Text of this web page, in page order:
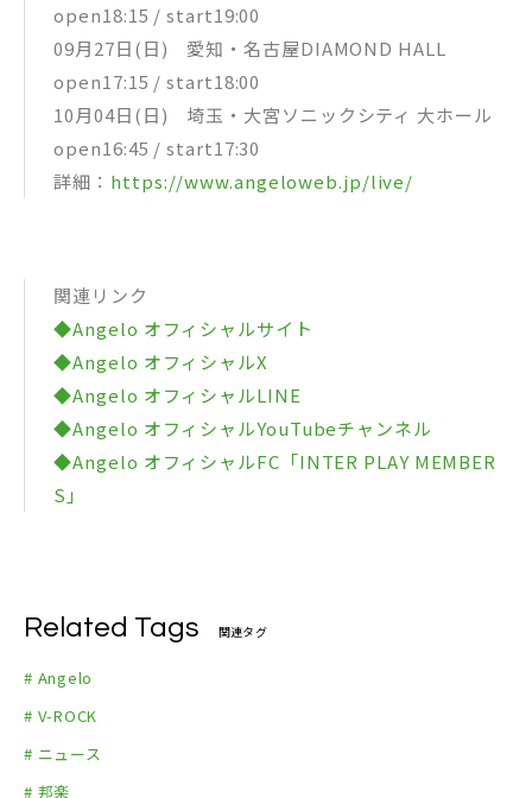
open18:15 / start19:00
09月27日(日) 愛知・名古屋DIAMOND HALL
open17:15 / start18:00
10月04日(日) 埼玉・大宮ソニックシティ 大ホール
open16:45 / start17:30
詳細： https://www.angeloweb.jp/live/
関連リンク
◆Angelo オフィシャルサイト
◆Angelo オフィシャルX
◆Angelo オフィシャルLINE
◆Angelo オフィシャルYouTubeチャンネル
◆Angelo オフィシャルFC「INTER PLAY MEMBER
S」
Related Tags 関連タグ
# Angelo
# V-ROCK
# ニュース
# 邦楽